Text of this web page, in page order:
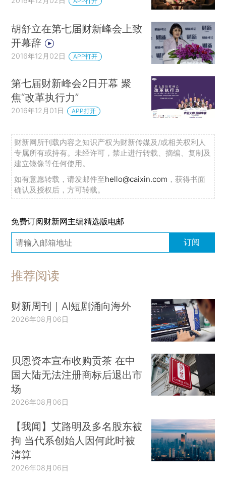
胡舒立在第七届财新峰会上致
开幕辞
2016年12月02日 APP打开
第七届财新峰会2日开幕 聚
焦“改革执行力”
2016年12月01日 APP打开
财新网所刊载内容之知识产权为财新传媒及/或相关权利人
专属所有或持有。未经许可，禁止进行转载、摘编、复制及
建立镜像等任何使用。
如有意愿转载，请发邮件至hello@caixin.com ，获得书面
确认及授权后，方可转载。
免费订阅财新网主编精选版电邮
订阅
推荐阅读
财新周刊｜AI短剧涌向海外
2026年08月06日
贝恩资本宣布收购贡茶 在中
国大陆无法注册商标后退出市
场
2026年08月06日
【我闻】艾路明及多名股东被
拘 当代系创始人因何此时被
清算
2026年08月06日